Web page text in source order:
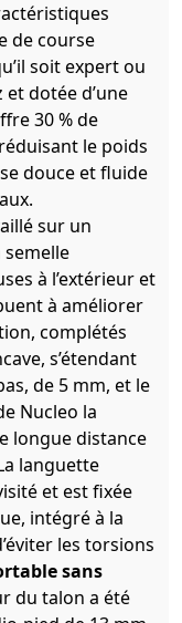
de course
soit expert ou
dotée d’une
30 % de
le poids
douce et fluide
sur un
à l’extérieur et
à améliorer
complétés
s’étendant
de 5 mm, et le
Nucleo la
longue distance
languette
et est fixée
intégré à la
les torsions
sans
du talon a été